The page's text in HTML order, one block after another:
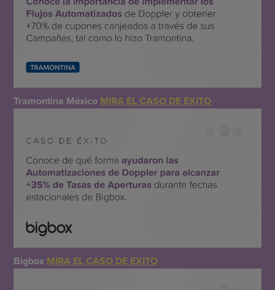
Tramontina México MIRA EL CASO DE ÉXITO
Bigbox MIRA EL CASO DE ÉXITO